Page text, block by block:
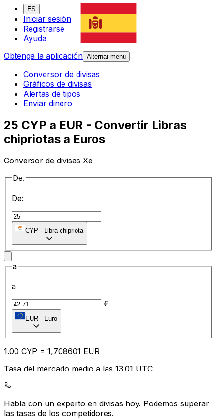
ES
Iniciar sesión
Registrarse
Ayuda
Obtenga la aplicación Alternar menú
Conversor de divisas
Gráficos de divisas
Alertas de tipos
Enviar dinero
25 CYP a EUR - Convertir Libras
chipriotas a Euros
Conversor de divisas Xe
De:
De:
CYP - Libra chipriota
a
a
€
EUR - Euro
1.00 CYP = 1,708601 EUR
Tasa del mercado medio a las 13:01 UTC
Habla con un experto en divisas hoy. Podemos superar
las tasas de los competidores.